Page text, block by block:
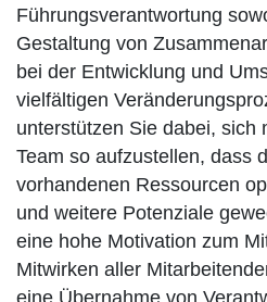
Führungsverantwortung
Gestaltung von
bei der Entwicklung und
vielfältigen
unterstützen Sie dabei, sich
Team so aufzustellen, dass
vorhandenen Ressourcen
und weitere Potenziale
eine hohe Motivation zum
Mitwirken aller